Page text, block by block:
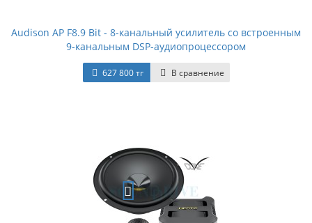
Audison AP F8.9 Bit - 8-канальный усилитель со встроенным
9-канальным DSP-аудиопроцессором
627 800 тг В сравнение